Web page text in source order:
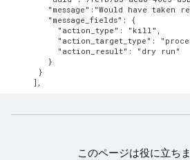
"message":"Would have taken
        "message_fields": {
          "action_type": "kill",
"action_target_type":
          "action_result": "dry run"
        }
      }
このページは役に立ち